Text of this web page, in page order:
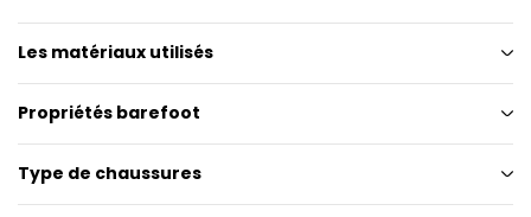
Les matériaux utilisés
Propriétés barefoot
Type de chaussures